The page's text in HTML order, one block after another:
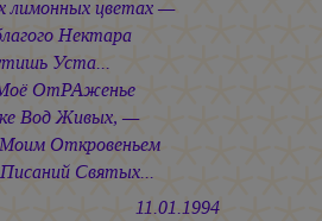
лимонных цветах —
Нектара
Уста...
ОтРАженье
Вод Живых, —
Откровеньем
Святых...
11.01.1994